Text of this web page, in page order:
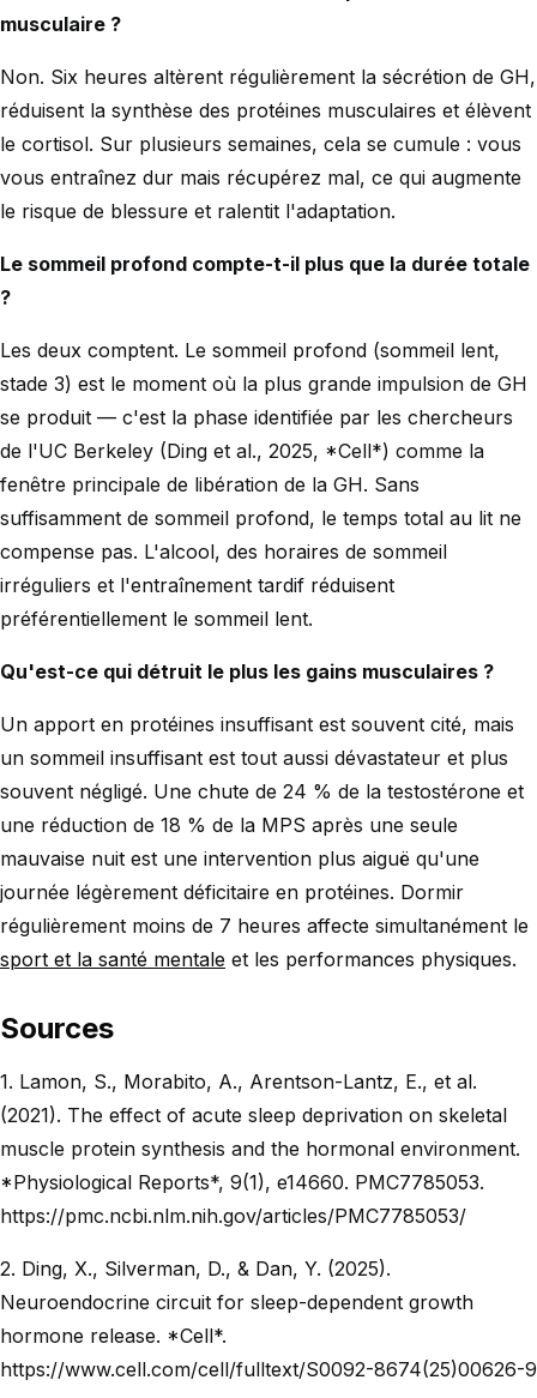
musculaire ?
Non. Six heures altèrent régulièrement la sécrétion de GH,
réduisent la synthèse des protéines musculaires et élèvent
le cortisol. Sur plusieurs semaines, cela se cumule : vous
vous entraînez dur mais récupérez mal, ce qui augmente
le risque de blessure et ralentit l'adaptation.
Le sommeil profond compte-t-il plus que la durée totale
?
Les deux comptent. Le sommeil profond (sommeil lent,
stade 3) est le moment où la plus grande impulsion de GH
se produit — c'est la phase identifiée par les chercheurs
de l'UC Berkeley (Ding et al., 2025, *Cell*) comme la
fenêtre principale de libération de la GH. Sans
suffisamment de sommeil profond, le temps total au lit ne
compense pas. L'alcool, des horaires de sommeil
irréguliers et l'entraînement tardif réduisent
préférentiellement le sommeil lent.
Qu'est-ce qui détruit le plus les gains musculaires ?
Un apport en protéines insuffisant est souvent cité, mais
un sommeil insuffisant est tout aussi dévastateur et plus
souvent négligé. Une chute de 24 % de la testostérone et
une réduction de 18 % de la MPS après une seule
mauvaise nuit est une intervention plus aiguë qu'une
journée légèrement déficitaire en protéines. Dormir
régulièrement moins de 7 heures affecte simultanément le
sport et la santé mentale et les performances physiques.
Sources
1. Lamon, S., Morabito, A., Arentson-Lantz, E., et al.
(2021). The effect of acute sleep deprivation on skeletal
muscle protein synthesis and the hormonal environment.
*Physiological Reports*, 9(1), e14660. PMC7785053.
https://pmc.ncbi.nlm.nih.gov/articles/PMC7785053/
2. Ding, X., Silverman, D., & Dan, Y. (2025).
Neuroendocrine circuit for sleep-dependent growth
hormone release. *Cell*.
https://www.cell.com/cell/fulltext/S0092-8674(25)00626-9